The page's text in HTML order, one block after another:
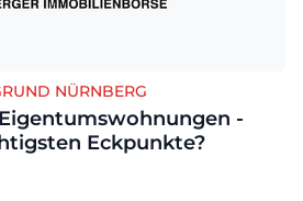
NÜRNBERG
-
Eckpunkte?